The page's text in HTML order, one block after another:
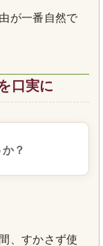
が一番自然で
口実に
？
、すかさず使